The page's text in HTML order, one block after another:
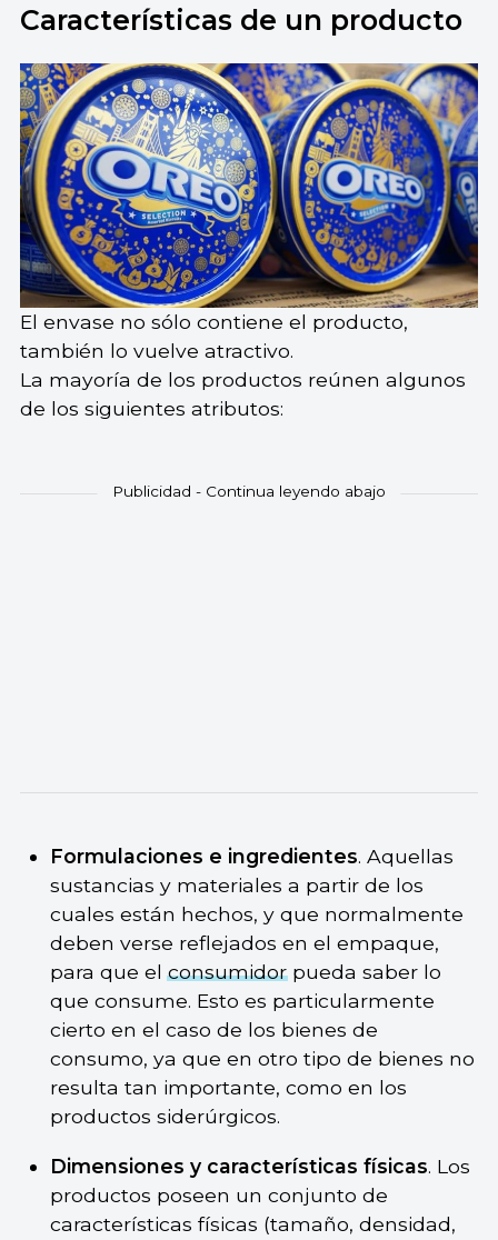
Características de un producto
El envase no sólo contiene el producto,
también lo vuelve atractivo.
La mayoría de los productos reúnen algunos
de los siguientes atributos:
Formulaciones e ingredientes. Aquellas
sustancias y materiales a partir de los
cuales están hechos, y que normalmente
deben verse reflejados en el empaque,
para que elconsumidorpueda saber lo
que consume. Esto es particularmente
cierto en el caso de los bienes de
consumo, ya que en otro tipo de bienes no
resulta tan importante, como en los
productos siderúrgicos.
Dimensiones y características físicas. Los
productos poseen un conjunto de
características físicas (tamaño, densidad,